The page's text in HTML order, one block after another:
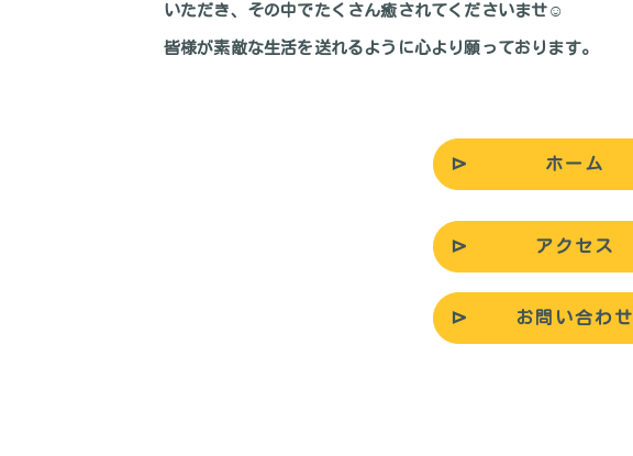
いただき、その中でたくさん癒されてくださいませ☺
皆様が素敵な生活を送れるように心より願っております。
ホーム
アクセス
お問い合わせ